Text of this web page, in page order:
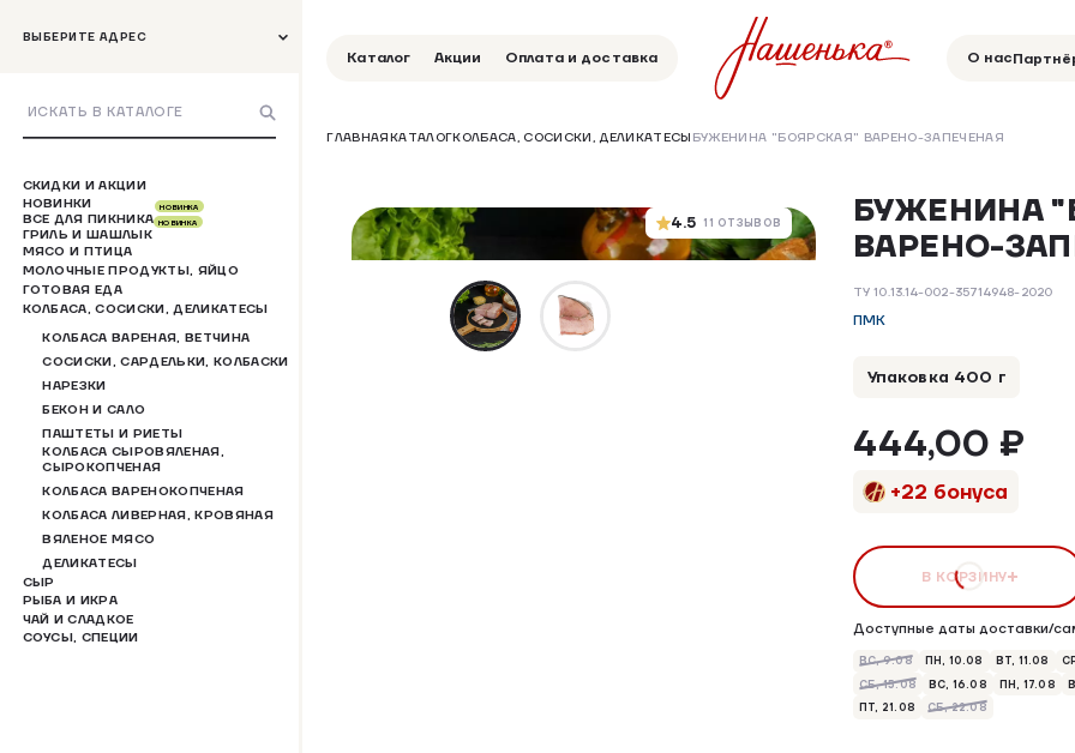
ВЫБЕРИТЕ АДРЕС
СКИДКИ И АКЦИИ
НОВИНКИ
ВСЕ ДЛЯ ПИКНИКА
НОВИНКА
ГРИЛЬ И ШАШЛЫК
НОВИНКА
МЯСО И ПТИЦА
МОЛОЧНЫЕ ПРОДУКТЫ, ЯЙЦО
ГОТОВАЯ ЕДА
КОЛБАСА, СОСИСКИ, ДЕЛИКАТЕСЫ
КОЛБАСА ВАРЕНАЯ, ВЕТЧИНА
СОСИСКИ, САРДЕЛЬКИ, КОЛБАСКИ
НАРЕЗКИ
БЕКОН И САЛО
ПАШТЕТЫ И РИЕТЫ
КОЛБАСА СЫРОВЯЛЕНАЯ,
СЫРОКОПЧЕНАЯ
КОЛБАСА ВАРЕНОКОПЧЕНАЯ
КОЛБАСА ЛИВЕРНАЯ, КРОВЯНАЯ
ВЯЛЕНОЕ МЯСО
ДЕЛИКАТЕСЫ
СЫР
РЫБА И ИКРА
ЧАЙ И СЛАДКОЕ
СОУСЫ, СПЕЦИИ
Каталог Акции Оплата и доставка О нас
ГЛАВНАЯКАТАЛОГКОЛБАСА, СОСИСКИ, ДЕЛИКАТЕСЫ БУЖЕНИНА "БОЯРСКАЯ" ВАРЕНО-ЗАПЕЧЕНАЯ
4.5 11 ОТЗЫВОВ
БУЖЕНИНА
ВАРЕНО-
ТУ 10.13.14-002-35714948-2020
ПМК
Доступные даты доставки/
ВС, 9.08 ПН, 10.08 ВТ, 11.08
СБ, 15.08
ВС, 16.08 ПН, 17.08
ПТ, 21.08
СБ, 22.08
Упаковка 400 г
444,00 ₽
+22 бонуса
В КОРЗИНУ